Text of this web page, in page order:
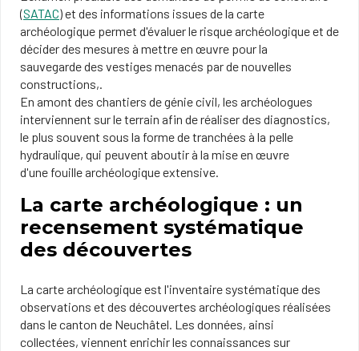
(SATAC) et des informations issues de la carte
archéologique permet d'évaluer le risque archéologique et de
décider des mesures à mettre en œuvre pour la
sauvegarde des vestiges menacés par de nouvelles
constructions,.
En amont des chantiers de génie civil, les archéologues
interviennent sur le terrain afin de réaliser des diagnostics,
le plus souvent sous la forme de tranchées à la pelle
hydraulique, qui peuvent aboutir à la mise en œuvre
d'une fouille archéologique extensive.
La carte archéologique : un
recensement systématique
des découvertes
La carte archéologique est l'inventaire systématique des
observations et des découvertes archéologiques réalisées
dans le canton de Neuchâtel. Les données, ainsi
collectées, viennent enrichir les connaissances sur